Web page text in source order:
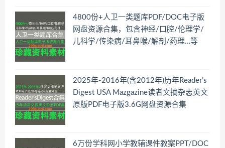
4800份+人卫一类题库PDF/DOC电子版
网盘资源合集，包含神经/口腔/伦理学/
儿科学/传染病/耳鼻喉/解剖/药理…等
2025年-2016年(含2012年)历年Reader’s
Digest USA Mazgazine读者文摘杂志英文
原版PDF电子版3.6G网盘资源合集
6万份学科网小学教辅课件教案PPT/DOC